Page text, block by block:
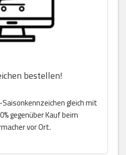
bestellen!
gleich mit
gegenüber Kauf beim
vor Ort.